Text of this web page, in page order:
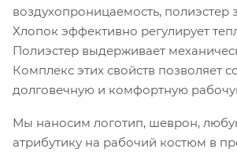
воздухопроницаемость, полиэстер
Хлопок эффективно регулирует
Полиэстер выдерживает
Комплекс этих свойств позволяет
долговечную и комфортную
Мы наносим логотип, шеврон,
атрибутику на рабочий костюм в